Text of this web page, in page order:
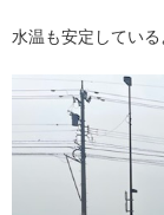
水温も安定している